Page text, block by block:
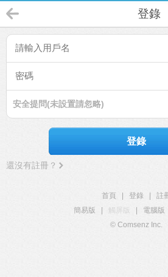
登錄
安全提問(未設置請忽略)
登錄
還沒有註冊？
首頁 登錄
註
簡易版
觸屏版 電腦版
© Comsenz Inc.